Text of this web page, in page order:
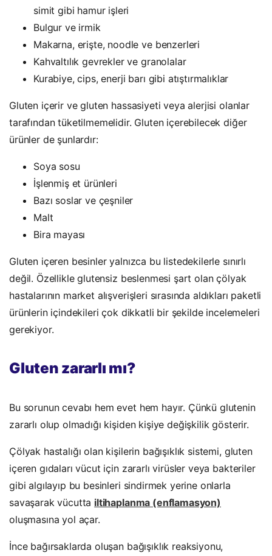
simit gibi hamur işleri
Bulgur ve irmik
Makarna, erişte, noodle ve benzerleri
Kahvaltılık gevrekler ve granolalar
Kurabiye, cips, enerji barı gibi atıştırmalıklar
Gluten içerir ve gluten hassasiyeti veya alerjisi olanlar
tarafından tüketilmemelidir. Gluten içerebilecek diğer
ürünler de şunlardır:
Soya sosu
İşlenmiş et ürünleri
Bazı soslar ve çeşniler
Malt
Bira mayası
Gluten içeren besinler yalnızca bu listedekilerle sınırlı
değil. Özellikle glutensiz beslenmesi şart olan çölyak
hastalarının market alışverişleri sırasında aldıkları paketli
ürünlerin içindekileri çok dikkatli bir şekilde incelemeleri
gerekiyor.
Gluten zararlı mı?
Bu sorunun cevabı hem evet hem hayır. Çünkü glutenin
zararlı olup olmadığı kişiden kişiye değişkilik gösterir.
Çölyak hastalığı olan kişilerin bağışıklık sistemi, gluten
içeren gıdaları vücut için zararlı virüsler veya bakteriler
gibi algılayıp bu besinleri sindirmek yerine onlarla
savaşarak vücutta iltihaplanma (enflamasyon)
oluşmasına yol açar.
İnce bağırsaklarda oluşan bağışıklık reaksiyonu,